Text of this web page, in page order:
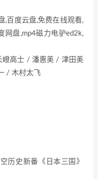
,百度云盘,免费在线观看,
网盘,mp4磁力电驴ed2k,
高士 / 潘惠美 / 津田美
/ 木村太飞
历史新番《日本三国》